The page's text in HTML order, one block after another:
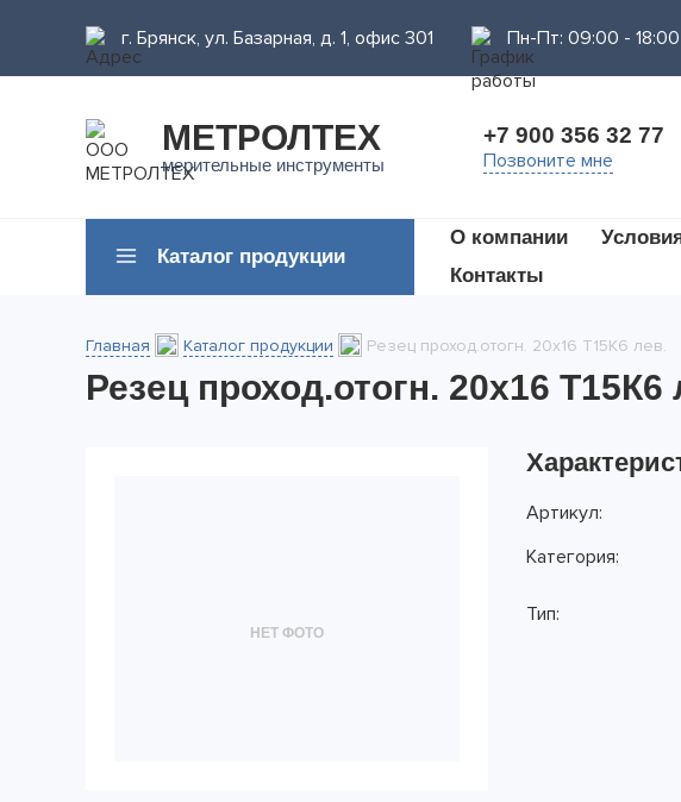
г. Брянск, ул. Базарная, д. 1, офис 301 Пн-Пт: 09:00 - 18:00
МЕТРОЛТЕХ
мерительные инструменты
+7 900 356 32 77
Позвоните мне
Каталог продукции
О компании
Контакты
Главная Каталог продукции Резец проход.отогн. 20х16 Т15К6 лев.
Резец проход.отогн. 20х16 Т15К6
НЕТ ФОТО
Артикул:
Категория:
Тип: